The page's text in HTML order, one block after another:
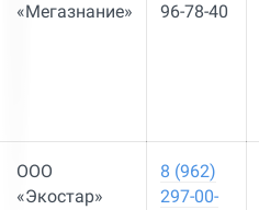
«Мегазнание»
96-78-40
ООО
«Экостар»
8 (962)
297-00-